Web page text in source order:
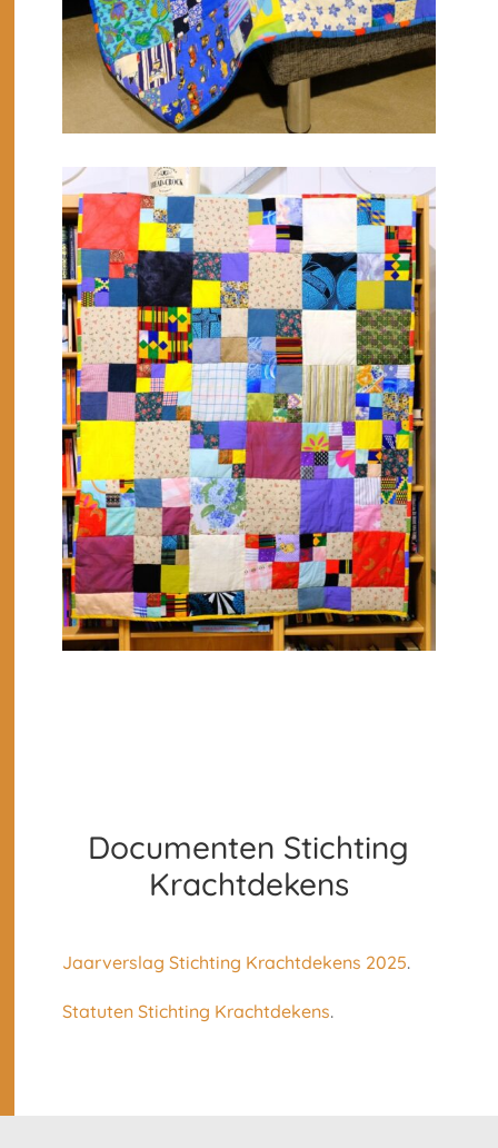
Documenten Stichting
Krachtdekens
Jaarverslag Stichting Krachtdekens 2025.
Statuten Stichting Krachtdekens.